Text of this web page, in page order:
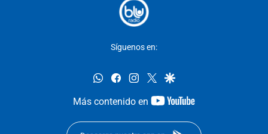
Síguenos en:
whatsappfacebookinstagram
twittergoogle
Más contenido en
youtube-